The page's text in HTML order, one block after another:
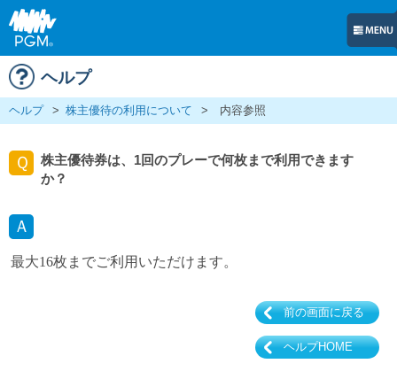
ヘルプ
ヘルプ > 株主優待の利用について > 内容参照
Ｑ
株主優待券は、1回のプレーで何枚まで利用できます
か？
Ａ
最大16枚までご利用いただけます。
前の画面に戻る
ヘルプHOME